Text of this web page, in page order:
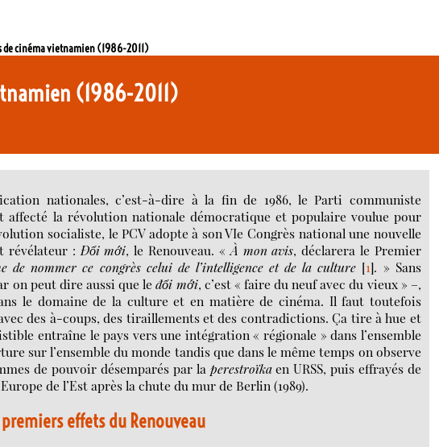
cinéma vietnamien (1986-2011)
(1986-2011)
nationales, c’est-à-dire à la fin de 1986, le Parti communiste
affecté la révolution nationale démocratique et populaire voulue pour
socialiste, le PCV adopte à son VIe Congrès national une nouvelle
révélateur : Đổi mới, le Renouveau. « À mon avis, déclarera le Premier
de nommer ce congrès celui de l’intelligence et de la culture[1]. » Sans
on peut dire aussi que leđổi mới, c’est « faire du neuf avec du vieux » –,
le domaine de la culture et en matière de cinéma. Il faut toutefois
des à-coups, des tiraillements et des contradictions. Ça tire à hue et
entraîne le pays vers une intégration « régionale » dans l’ensemble
sur l’ensemble du monde tandis que dans le même temps on observe
de pouvoir désemparés par la perestroïkaen URSS, puis effrayés de
de l’Est après la chute du mur de Berlin (1989).
premiers effets du Renouveau